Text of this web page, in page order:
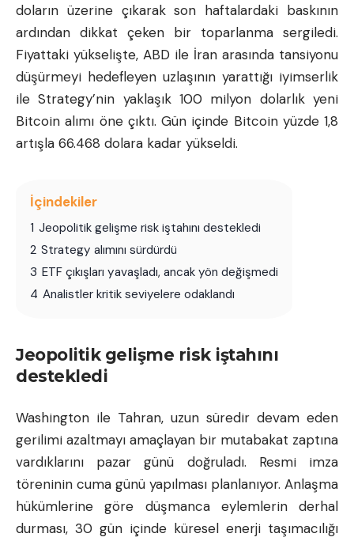
doların üzerine çıkarak son haftalardaki baskının
ardından dikkat çeken bir toparlanma sergiledi.
Fiyattaki yükselişte, ABD ile İran arasında tansiyonu
düşürmeyi hedefleyen uzlaşının yarattığı iyimserlik
ile Strategy’nin yaklaşık 100 milyon dolarlık yeni
Bitcoin alımı öne çıktı. Gün içinde Bitcoin yüzde 1,8
artışla 66.468 dolara kadar yükseldi.
İçindekiler
1 Jeopolitik gelişme risk iştahını destekledi
2 Strategy alımını sürdürdü
3 ETF çıkışları yavaşladı, ancak yön değişmedi
4 Analistler kritik seviyelere odaklandı
Jeopolitik gelişme risk iştahını
destekledi
Washington ile Tahran, uzun süredir devam eden
gerilimi azaltmayı amaçlayan bir mutabakat zaptına
vardıklarını pazar günü doğruladı. Resmi imza
töreninin cuma günü yapılması planlanıyor. Anlaşma
hükümlerine göre düşmanca eylemlerin derhal
durması, 30 gün içinde küresel enerji taşımacılığı